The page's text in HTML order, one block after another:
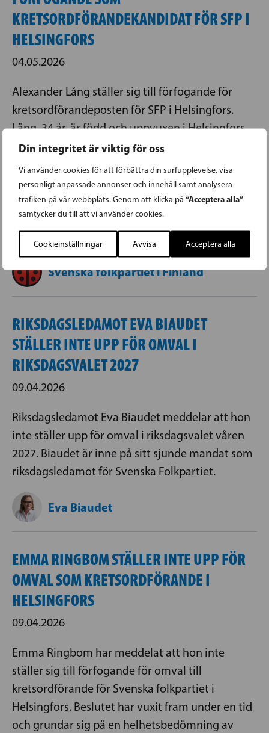
Din integritet är viktig för oss
Vi använder cookies för att förbättra din surfupplevelse, visa
personligt anpassade annonser och innehåll samt analysera
trafiken på vår webbplats. Genom att klicka på “Acceptera alla”
samtycker du till att vi använder cookies.
Cookieinställningar Avvisa Acceptera alla
KRETSORDFÖRANDEKANDIDAT FÖR SFP I
HELSINGFORS
04.05.2026
Alexander Lång ställer sig till förfogande för
kretsordförandeposten för SFP i Helsingfors.
Lång, 34 år, är född och uppvuxen i Helsingfors.
Han är politices magister, med bakgrund som
långvarig medarbetare för Nils Torvalds i
Europaparlamentet i Bryssel. I dag är han
specialmedarbetare för Europa- och
ägarstyrningsminister Joakim Strand vid
Statsrådets kansli.
Svenska folkpartiet i Finland
RIKSDAGSLEDAMOT EVA BIAUDET
STÄLLER INTE UPP FÖR OMVAL I
RIKSDAGSVALET 2027
09.04.2026
Riksdagsledamot Eva Biaudet meddelar att hon
inte ställer upp för omval i riksdagsvalet våren
2027. Biaudet är inne på sitt sjunde mandat som
riksdagsledamot för Svenska Folkpartiet.
Eva Biaudet
EMMA RINGBOM STÄLLER INTE UPP FÖR
OMVAL SOM KRETSORDFÖRANDE I
HELSINGFORS
09.04.2026
Emma Ringbom har meddelat att hon inte
ställer sig till förfogande för omval till
kretsordförande för Svenska folkpartiet i
Helsingfors. Beslutet har vuxit fram under en tid
och grundar sig på en helhetsbedömning av